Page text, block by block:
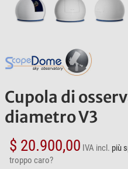
Cupola di
diametro V3
$ 20.900,00 IVA incl. più
troppo caro?